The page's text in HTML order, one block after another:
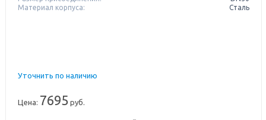
Материал корпуса:
Сталь
Уточнить по наличию
Цена: 7695 руб.